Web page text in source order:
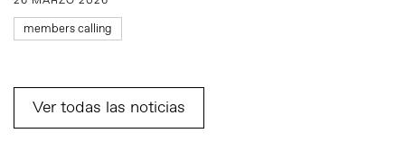
members calling
Ver todas las noticias